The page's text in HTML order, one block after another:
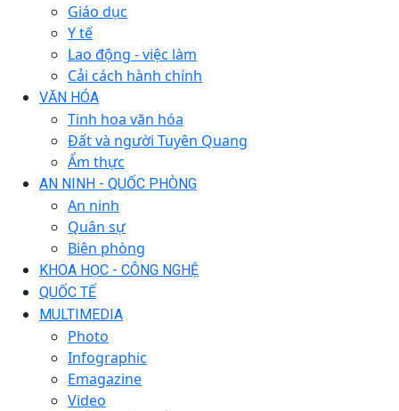
Giáo dục
Y tế
Lao động - việc làm
Cải cách hành chính
VĂN HÓA
Tinh hoa văn hóa
Đất và người Tuyên Quang
Ẩm thực
AN NINH - QUỐC PHÒNG
An ninh
Quân sự
Biên phòng
KHOA HỌC - CÔNG NGHỆ
QUỐC TẾ
MULTIMEDIA
Photo
Infographic
Emagazine
Video